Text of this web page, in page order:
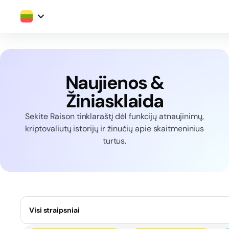
Naujienos &
Žiniasklaida
Sekite Raison tinklaraštį dėl funkcijų atnaujinimų,
kriptovaliutų istorijų ir žinučių apie skaitmeninius
turtus.
Visi straipsniai